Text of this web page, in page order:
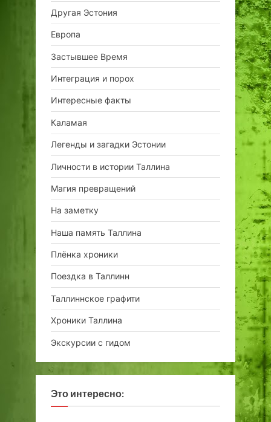
Другая Эстония
Европа
Застывшее Время
Интеграция и порох
Интересные факты
Каламая
Легенды и загадки Эстонии
Личности в истории Таллина
Магия превращений
На заметку
Наша память Таллина
Плёнка хроники
Поездка в Таллинн
Таллиннское графити
Хроники Таллина
Экскурсии с гидом
Это интересно: